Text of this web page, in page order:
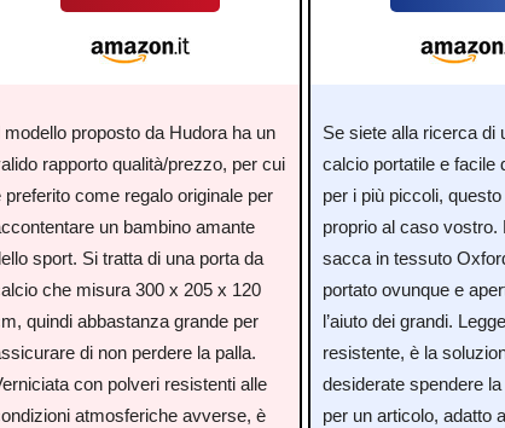
modello proposto da Hudora ha un
rapporto qualità/prezzo, per cui
preferito come regalo originale per
un bambino amante
sport. Si tratta di una porta da
che misura 300 x 205 x 120
quindi abbastanza grande per
di non perdere la palla.
con polveri resistenti alle
atmosferiche avverse, è
Se siete alla ricerca di
calcio portatile e facile
per i più piccoli,
proprio al caso vostro.
sacca in tessuto
portato ovunque e
l’aiuto dei grandi.
resistente, è la
desiderate spendere
per un articolo, adatto